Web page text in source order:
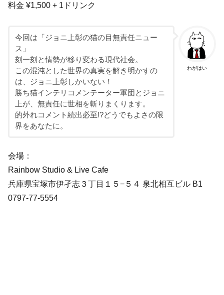
料金 ¥1,500 + 1ドリンク
わがはい
今回は「ジョニ上彰の猫の目無責任ニュー
ス」
刻一刻と情勢が移り変わる現代社会。
この混沌とした世界の真実を解き明かすの
は、ジョニ上彰しかいない！
勝ち猫インテリコメンテーター軍団とジョニ
上が、無責任に世相を斬りまくります。
的外れコメント続出必至!?どうでもよさの限
界をあなたに。
会場：
Rainbow Studio & Live Cafe
兵庫県宝塚市伊孑志３丁目１５−５４ 泉北相互ビル B1
0797-77-5554